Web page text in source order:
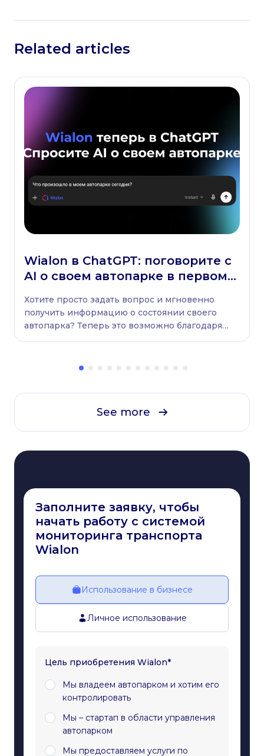
Related articles
Wialon в ChatGPT: поговорите с
AI о своем автопарке в первом
ChatGPT
Хотите просто задать вопрос и мгновенно
получить информацию о состоянии своего
автопарка? Теперь это возможно благодаря
See more
Заполните заявку, чтобы
начать работу с системой
мониторинга транспорта
Wialon
Использование в бизнесе
Личное использование
Цель приобретения Wialon*
Мы владеем автопарком и хотим его
контролировать
Мы – стартап в области управления
автопарком
Мы предоставляем услуги по